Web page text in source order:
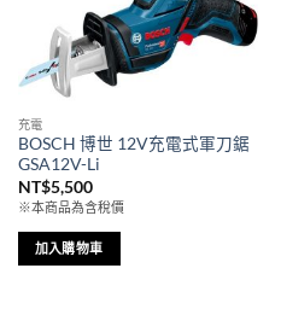
充電
BOSCH 博世 12V充電式軍刀鋸
GSA12V-Li
NT$5,500
※本商品為含稅價
加入購物車